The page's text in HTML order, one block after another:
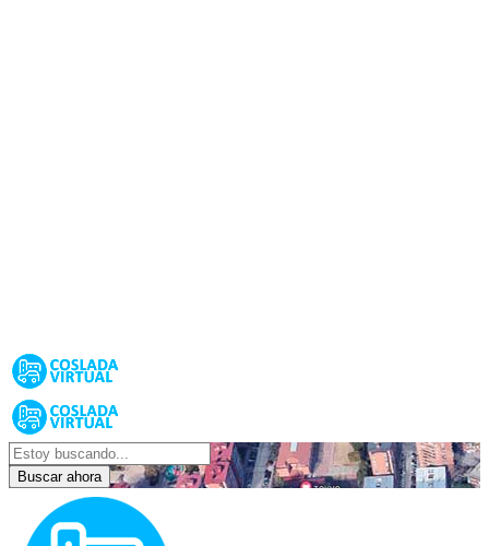
Buscar ahora